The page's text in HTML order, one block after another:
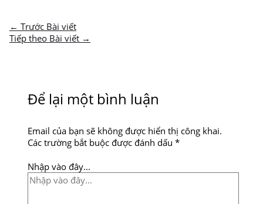
← Trước Bài viết
Tiếp theo Bài viết →
Để lại một bình luận
Email của bạn sẽ không được hiển thị công khai.
Các trường bắt buộc được đánh dấu*
Nhập vào đây...